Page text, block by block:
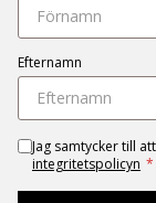
Efternamn
Jag samtycker till
integritetspolicyn *